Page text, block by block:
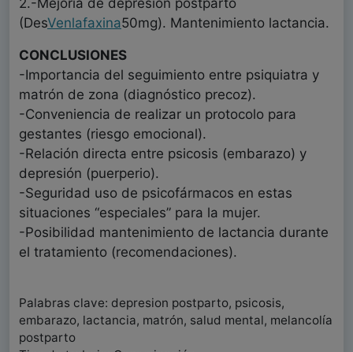
2.-Mejoría de depresión postparto
(DesVenlafaxina50mg). Mantenimiento lactancia.
CONCLUSIONES
-Importancia del seguimiento entre psiquiatra y
matrón de zona (diagnóstico precoz).
-Conveniencia de realizar un protocolo para
gestantes (riesgo emocional).
-Relación directa entre psicosis (embarazo) y
depresión (puerperio).
-Seguridad uso de psicofármacos en estas
situaciones “especiales” para la mujer.
-Posibilidad mantenimiento de lactancia durante
el tratamiento (recomendaciones).
Palabras clave: depresion postparto, psicosis,
embarazo, lactancia, matrón, salud mental, melancolía
postparto